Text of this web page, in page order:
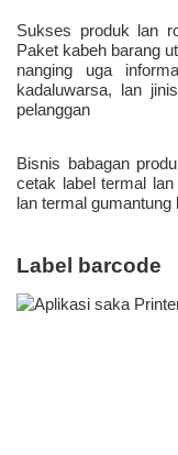
Sukses produk lan
Paket kabeh barang
nanging uga
kadaluwarsa, lan
pelanggan
Bisnis babagan
cetak label termal lan
lan termal